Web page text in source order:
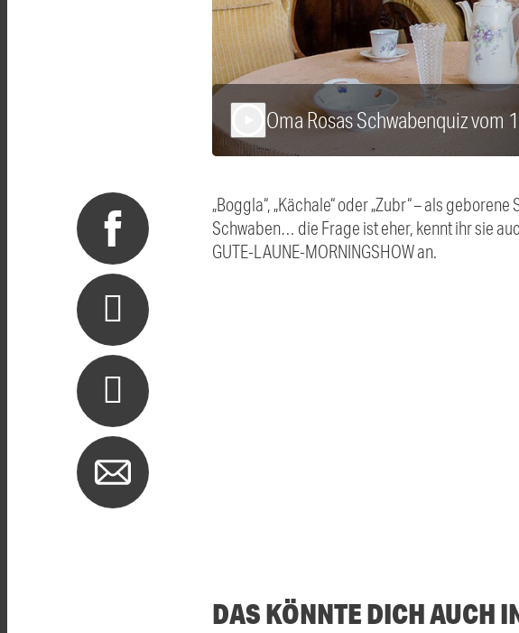
Oma Rosas Schwabenquiz
„Boggla“, „Kächale“ oder „Zubr“ – als
Schwaben… die Frage ist eher, kennt ihr sie
GUTE-LAUNE-MORNINGSHOW an.
DAS KÖNNTE DICH AUCH